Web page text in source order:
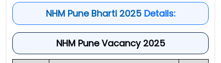
NHM Pune Bharti 2025Details:
NHM Pune Vacancy 2025